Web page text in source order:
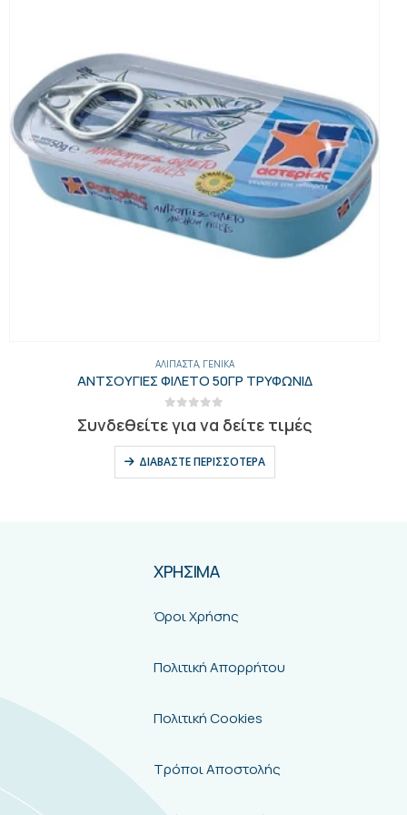
ΓΕΝΙΚΑ,ΈΛΑΙΑ-ΕΛΙΈΣ-ΜΑΡΓΑΡΊΝΕΣ-ΤΟΥΡΣΊ
ΕΛΙΕΣ ΠΡΑΣΙΝΕΣ ΑΛΜΗ ΠΕΤ 2ΚΙΛ. ΤΕΜ
out of 5
Συνδεθείτε για να δείτε τιμές
ΔΙΑΒΆΣΤΕ ΠΕΡΙΣΣΌΤΕΡΑ
ΧΡΗΣΙΜΑ
Όροι Χρήσης
Πολιτική Απορρήτου
Πολιτική Cookies
Τρόποι Αποστολής